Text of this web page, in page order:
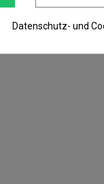
Schwert
Datenschutz- und